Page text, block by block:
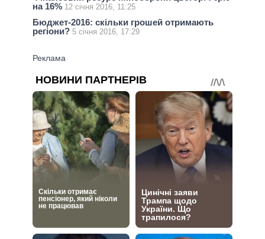
на 16% 12 січня 2016, 11:25
Бюджет-2016: скільки грошей отримають
регіони? 5 січня 2016, 17:29